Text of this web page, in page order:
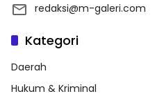
redaksi@m-galeri.com
Kategori
Daerah
Hukum & Kriminal